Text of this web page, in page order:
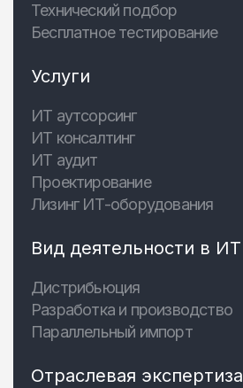
Технический подбор
Бесплатное тестирование
Услуги
ИТ аутсорсинг
ИТ консалтинг
ИТ аудит
Проектирование
Лизинг ИТ-оборудования
Вид деятельности в ИТ
Дистрибьюция
Разработка и производство
Параллельный импорт
Отраслевая экспертиза